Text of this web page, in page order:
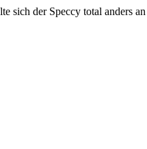
sich der Speccy total anders an